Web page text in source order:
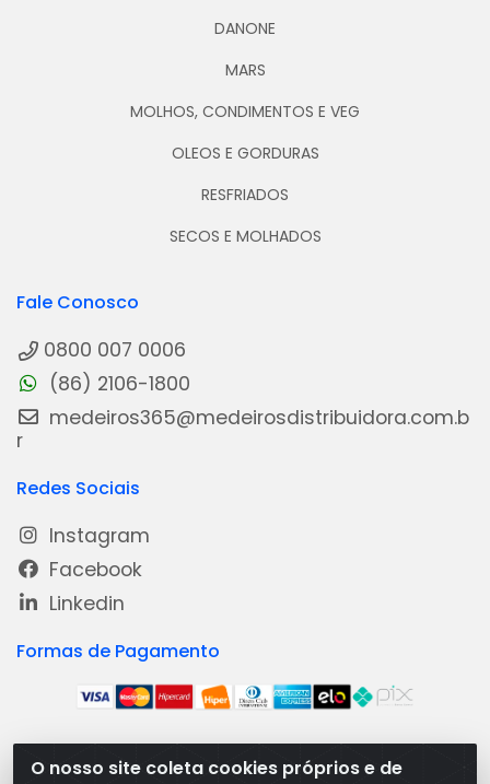
O nosso site coleta cookies próprios e de
DANONE
MARS
MOLHOS, CONDIMENTOS E VEG
OLEOS E GORDURAS
RESFRIADOS
SECOS E MOLHADOS
Fale Conosco
0800 007 0006
(86) 2106-1800
medeiros365@medeirosdistribuidora.com.b
r
Redes Sociais
Instagram
Facebook
Linkedin
Formas de Pagamento